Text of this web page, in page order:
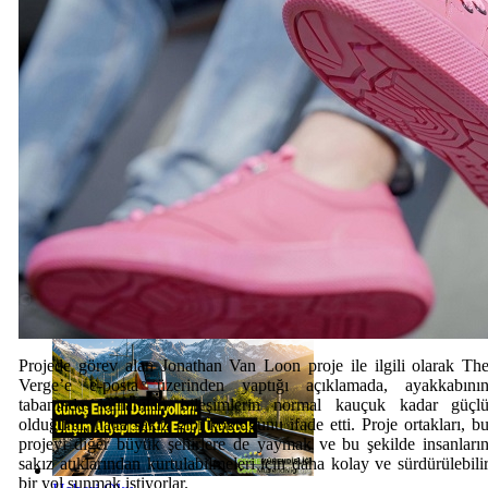
Haberi Oku
Haberi Oku
Projede görev alan Jonathan Van Loon proje ile ilgili olarak
Verge’e e-posta üzerinden yaptığı açıklamada,
tabanında kullanılan bileşimlerin normal kauçuk kadar
olduğunu, hatta sakız gibi koktuğunu ifade etti. Proje ortakları,
projeyi diğer büyük şehirlere de yaymak ve bu şekilde
sakız atıklarından kurtulabilmeleri için daha kolay ve
bir yol sunmak istiyorlar.